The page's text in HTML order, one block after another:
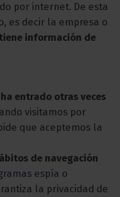
por internet. De esta
es decir la empresa o
información de
entrado otras veces
visitamos por
que aceptemos la
de navegación
espía o
la privacidad de